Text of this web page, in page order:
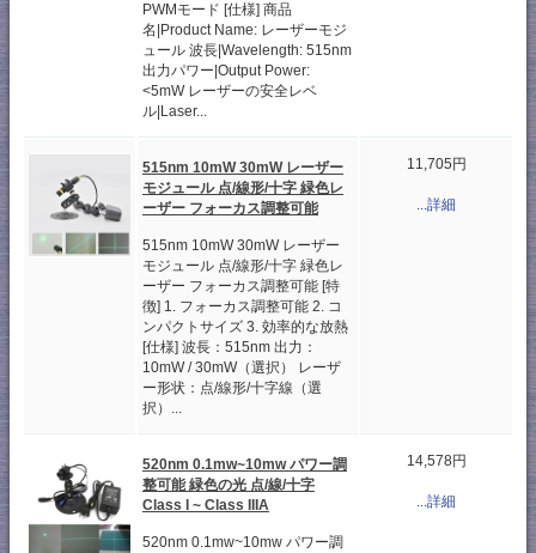
PWMモード [仕様] 商品
名|Product Name: レーザーモジ
ュール 波長|Wavelength: 515nm
出力パワー|Output Power:
<5mW レーザーの安全レベ
ル|Laser...
515nm 10mW 30mW レーザー
モジュール 点/線形/十字 緑色レ
ーザー フォーカス調整可能
515nm 10mW 30mW レーザー
モジュール 点/線形/十字 緑色レ
ーザー フォーカス調整可能 [特
徴] 1. フォーカス調整可能 2. コ
ンパクトサイズ 3. 効率的な放熱
[仕様] 波長：515nm 出力：
10mW / 30mW（選択） レーザ
ー形状：点/線形/十字線（選
択）...
11,705円
...詳細
520nm 0.1mw~10mw パワー調
整可能 緑色の光 点/線/十字
Class I ~ Class IIIA
520nm 0.1mw~10mw パワー調
14,578円
...詳細